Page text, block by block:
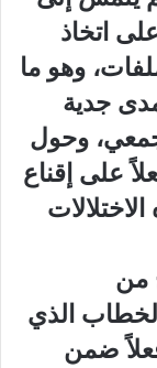
اتخاذ
وهو ما
جدية
وحول
على إقناع
من
الذي
ضمن